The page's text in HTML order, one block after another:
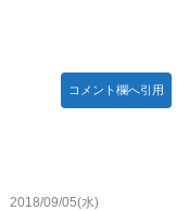
コメント欄へ引用
2018/09/05(水)